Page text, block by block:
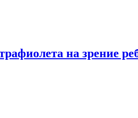
на зрение